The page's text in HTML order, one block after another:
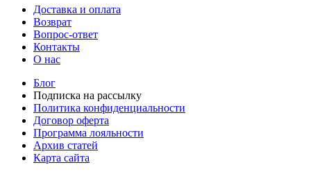
Доставка и оплата
Возврат
Вопрос-ответ
Контакты
О нас
Блог
Подписка на рассылку
Политика конфиденциальности
Договор оферта
Программа лояльности
Архив статей
Карта сайта